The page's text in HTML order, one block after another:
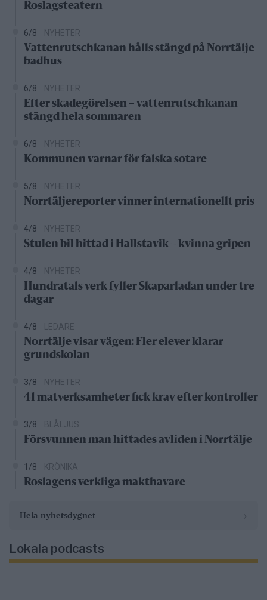
Roslagsteatern
6/8 NYHETER
Vattenrutschkanan hålls stängd på Norrtälje
badhus
6/8 NYHETER
Efter skadegörelsen – vattenrutschkanan
stängd hela sommaren
6/8 NYHETER
Kommunen varnar för falska sotare
5/8 NYHETER
Norrtäljereporter vinner internationellt pris
4/8 NYHETER
Stulen bil hittad i Hallstavik – kvinna gripen
4/8 NYHETER
Hundratals verk fyller Skaparladan under tre
dagar
4/8 LEDARE
Norrtälje visar vägen: Fler elever klarar
grundskolan
3/8 NYHETER
41 matverksamheter fick krav efter kontroller
3/8 BLÅLJUS
Försvunnen man hittades avliden i Norrtälje
1/8 KRÖNIKA
Roslagens verkliga makthavare
Hela nyhetsdygnet
Lokala podcasts